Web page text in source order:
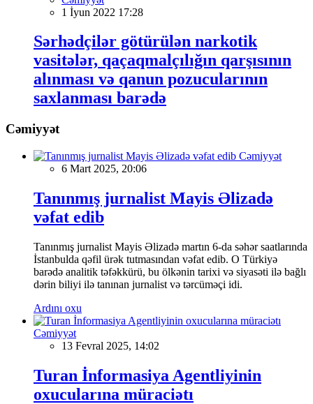
1 İyun 2022 17:28
Sərhədçilər götürülən narkotik
vasitələr, qaçaqmalçılığın qarşısının
alınması və qanun pozucularının
saxlanması barədə
Cəmiyyət
Cəmiyyət
6 Mart 2025, 20:06
Tanınmış jurnalist Mayis Əlizadə
vəfat edib
Tanınmış jurnalist Mayis Əlizadə martın 6-da səhər saatlarında
İstanbulda qəfil ürək tutmasından vəfat edib. O Türkiyə
barədə analitik təfəkkürü, bu ölkənin tarixi və siyasəti ilə bağlı
dərin biliyi ilə tanınan jurnalist və tərcüməçi idi.
Ardını oxu
Cəmiyyət
13 Fevral 2025, 14:02
Turan İnformasiya Agentliyinin
oxucularına müraciətı